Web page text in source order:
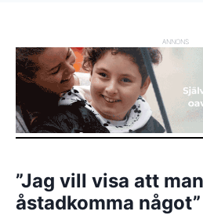
ANNONS
”Jag vill visa att
åstadkomma något”